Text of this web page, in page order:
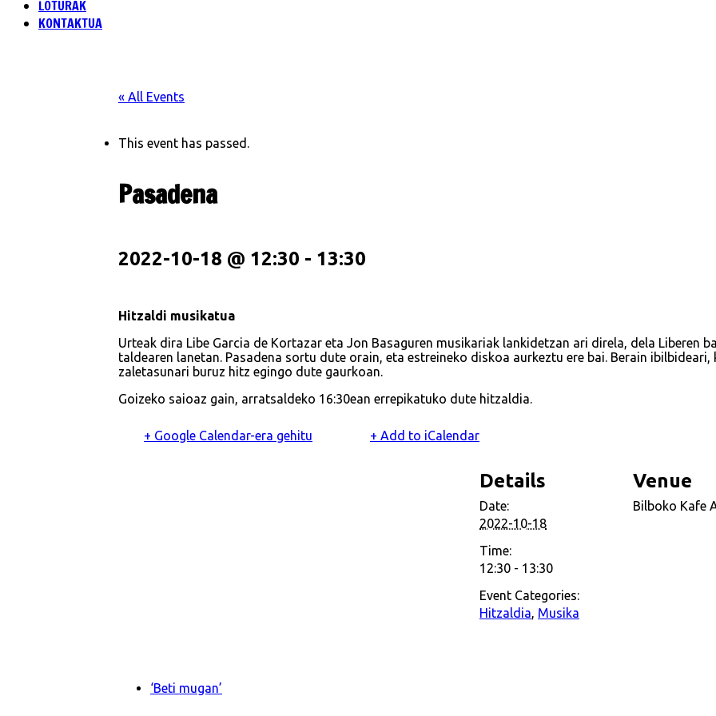
LOTURAK
KONTAKTUA
« All Events
This event has passed.
Pasadena
2022-10-18 @ 12:30 - 13:30
Hitzaldi musikatua
Urteak dira Libe Garcia de Kortazar eta Jon Basaguren musikariak lankidetzan ari direla, dela Liberen
taldearen lanetan. Pasadena sortu dute orain, eta estreineko diskoa aurkeztu ere bai. Berain
zaletasunari buruz hitz egingo dute gaurkoan.
Goizeko saioaz gain, arratsaldeko 16:30ean errepikatuko dute hitzaldia.
+ Google Calendar-era gehitu + Add to iCalendar
Details
Date:
2022-10-18
Time:
12:30 - 13:30
Event Categories:
Hitzaldia, Musika
Venue
Bilboko Kafe
‘Beti mugan’